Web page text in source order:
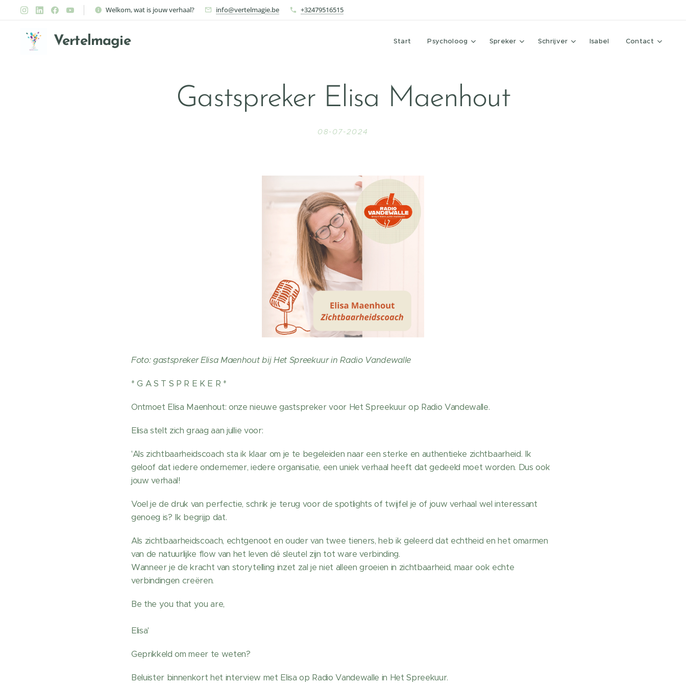
Welkom, wat is jouw verhaal? info@vertelmagie.be +32479516515
Vertelmagie Start Psycholoog Spreker Schrijver Isabel Contact
Gastspreker Elisa Maenhout
08-07-2024
Foto: gastspreker Elisa Maenhout bij Het Spreekuur in Radio Vandewalle
* G A S T S P R E K E R *
Ontmoet Elisa Maenhout: onze nieuwe gastspreker voor Het Spreekuur op Radio Vandewalle.
Elisa stelt zich graag aan jullie voor:
'Als zichtbaarheidscoach sta ik klaar om je te begeleiden naar een sterke en authentieke zichtbaarheid. Ik
geloof dat iedere ondernemer, iedere organisatie, een uniek verhaal heeft dat gedeeld moet worden. Dus ook
jouw verhaal!
Voel je de druk van perfectie, schrik je terug voor de spotlights of twijfel je of jouw verhaal wel interessant
genoeg is? Ik begrijp dat.
Als zichtbaarheidscoach, echtgenoot en ouder van twee tieners, heb ik geleerd dat echtheid en het omarmen
van de natuurlijke flow van het leven dé sleutel zijn tot ware verbinding.
Wanneer je de kracht van storytelling inzet zal je niet alleen groeien in zichtbaarheid, maar ook echte
verbindingen creëren.
Be the you that you are,
Elisa'
Geprikkeld om meer te weten?
Beluister binnenkort het interview met Elisa op Radio Vandewalle in Het Spreekuur.